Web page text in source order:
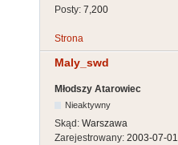
Posty: 7,200
Strona
Maly_swd
Młodszy Atarowiec
Nieaktywny
Skąd: Warszawa
Zarejestrowany: 2003-07-01